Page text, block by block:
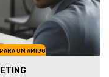
UM AMIGO